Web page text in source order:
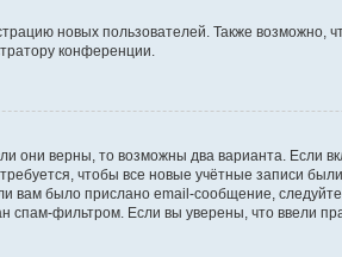
новых пользователей. Также возможно,
конференции.
они верны, то возможны два варианта. Если
чтобы все новые учётные записи
вам было прислано email-сообщение,
спам-фильтром. Если вы уверены, что ввели